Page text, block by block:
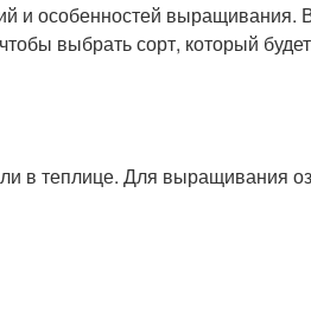
и особенностей выращивания.
выбрать сорт, который
в теплице. Для выращивания